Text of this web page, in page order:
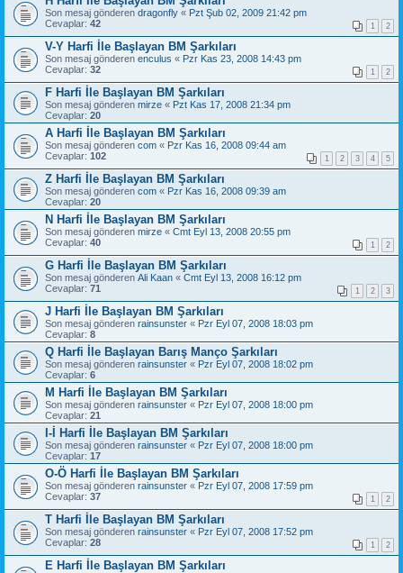
Son mesaj gönderen dragonfly « Pzt Şub 02, 2009 21:42 pm
Cevaplar: 42 1 2
V-Y Harfi İle Başlayan BM Şarkıları
Son mesaj gönderen enculus « Pzr Kas 23, 2008 14:43 pm
Cevaplar: 32 1 2
F Harfi İle Başlayan BM Şarkıları
Son mesaj gönderen mirze « Pzt Kas 17, 2008 21:34 pm
Cevaplar: 20
A Harfi İle Başlayan BM Şarkıları
Son mesaj gönderen com « Pzr Kas 16, 2008 09:44 am
Cevaplar: 102 1 2 3 4 5
Z Harfi İle Başlayan BM Şarkıları
Son mesaj gönderen com « Pzr Kas 16, 2008 09:39 am
Cevaplar: 20
N Harfi İle Başlayan BM Şarkıları
Son mesaj gönderen mirze « Cmt Eyl 13, 2008 20:55 pm
Cevaplar: 40 1 2
G Harfi İle Başlayan BM Şarkıları
Son mesaj gönderen Ali Kaan « Cmt Eyl 13, 2008 16:12 pm
Cevaplar: 71 1 2 3
J Harfi İle Başlayan BM Şarkıları
Son mesaj gönderen rainsunster « Pzr Eyl 07, 2008 18:03 pm
Cevaplar: 8
Q Harfi İle Başlayan Barış Manço Şarkıları
Son mesaj gönderen rainsunster « Pzr Eyl 07, 2008 18:02 pm
Cevaplar: 6
M Harfi İle Başlayan BM Şarkıları
Son mesaj gönderen rainsunster « Pzr Eyl 07, 2008 18:00 pm
Cevaplar: 21
I-İ Harfi İle Başlayan BM Şarkıları
Son mesaj gönderen rainsunster « Pzr Eyl 07, 2008 18:00 pm
Cevaplar: 17
O-Ö Harfi İle Başlayan BM Şarkıları
Son mesaj gönderen rainsunster « Pzr Eyl 07, 2008 17:59 pm
Cevaplar: 37 1 2
T Harfi İle Başlayan BM Şarkıları
Son mesaj gönderen rainsunster « Pzr Eyl 07, 2008 17:52 pm
Cevaplar: 28 1 2
E Harfi İle Başlayan BM Şarkıları